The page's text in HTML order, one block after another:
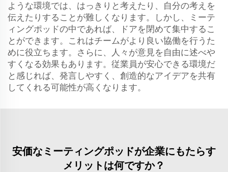
ような環境では、はっきりと考えたり、自分の考えを
伝えたりすることが難しくなります。しかし、ミーテ
ィングポッドの中であれば、ドアを閉めて集中するこ
とができます。これはチームがより良い協働を行うた
めに役立ちます。さらに、人々が意見を自由に述べや
すくなる効果もあります。従業員が安心できる環境だ
と感じれば、発言しやすく、創造的なアイデアを共有
してくれる可能性が高くなります。
安価なミーティングポッドが企業にもたらす
メリットは何ですか？